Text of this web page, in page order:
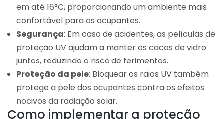
em até 16°C, proporcionando um ambiente mais
confortável para os ocupantes.
Segurança: Em caso de acidentes, as películas de
proteção UV ajudam a manter os cacos de vidro
juntos, reduzindo o risco de ferimentos.
Proteção da pele: Bloquear os raios UV também
protege a pele dos ocupantes contra os efeitos
nocivos da radiação solar.
Como implementar a proteção